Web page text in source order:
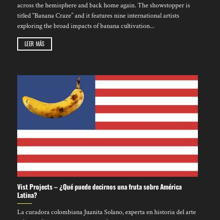
across the hemisphere and back home again. The showstopper is
titled “Banana Craze” and it features nine international artists
exploring the broad impacts of banana cultivation...
LEER MÁS
Vist Projects – ¿Qué puede decirnos una fruta sobre América
Latina?
La curadora colombiana Juanita Solano, experta en historia del arte